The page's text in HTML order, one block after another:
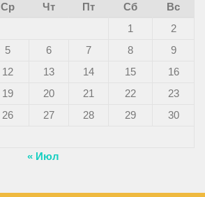
Ср Чт Пт Сб
Вс
1
2
5 6 7 8
9
12 13 14 15
16
19 20 21 22
23
26 27 28 29
30
« Июл